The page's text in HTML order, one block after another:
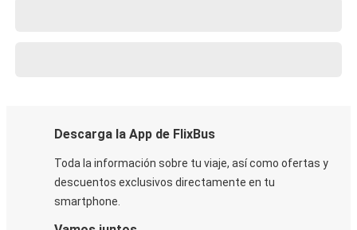
Descarga la App de FlixBus
Toda la información sobre tu viaje, así como ofertas y
descuentos exclusivos directamente en tu
smartphone.